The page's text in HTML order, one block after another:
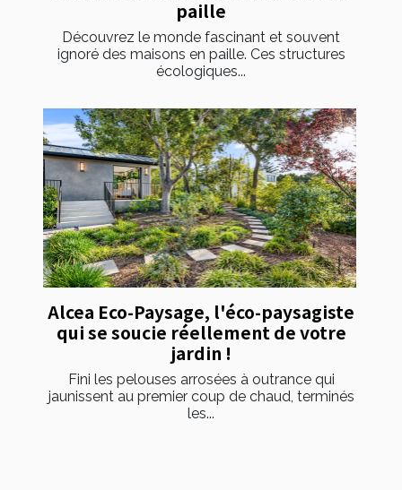
paille
Découvrez le monde fascinant et souvent
ignoré des maisons en paille. Ces structures
écologiques...
Alcea Eco-Paysage, l'éco-paysagiste
qui se soucie réellement de votre
jardin !
Fini les pelouses arrosées à outrance qui
jaunissent au premier coup de chaud, terminés
les...